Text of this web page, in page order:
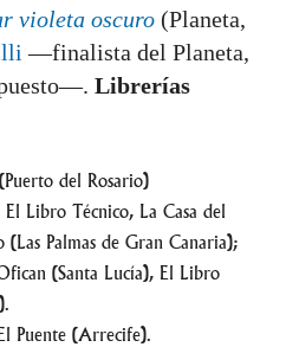
violeta oscuro (Planeta,
—finalista del Planeta,
Librerías
del Rosario)
El Libro Técnico, La Casa del
Palmas de Gran Canaria);
(Santa Lucía), El Libro
Puente (Arrecife).